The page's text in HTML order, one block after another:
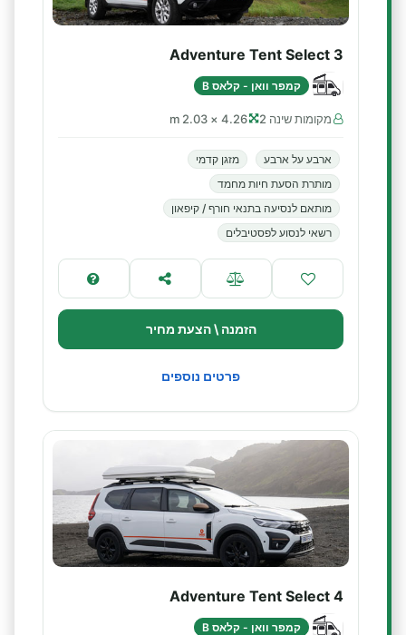
Adventure Tent Select 3
קמפר וואן - קלאס B
מקומות שינה 2 4.26 × 2.03 m
ארבע על ארבע
מזגן קדמי
מותרת הסעת חיות מחמד
מותאם לנסיעה בתנאי חורף / קיפאון
רשאי לנסוע לפסטיבלים
הזמנה \ הצעת מחיר
פרטים נוספים
Adventure Tent Select 4
קמפר וואן - קלאס B